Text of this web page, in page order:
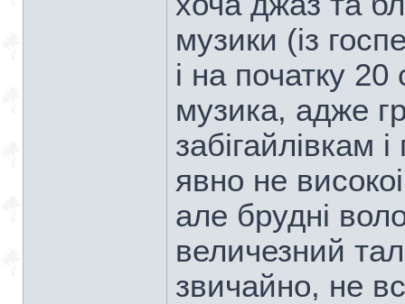
музики (із
і на початку
музика, адже
явно не
але брудні
величезний
звичайно, не